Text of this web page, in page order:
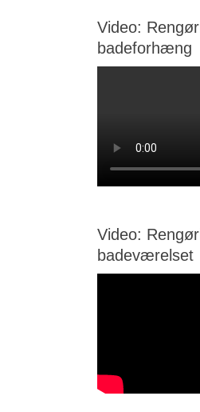
Video:
badeforhæng
Video:
badeværelset